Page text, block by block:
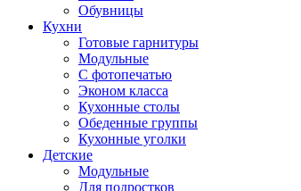
Обувницы
Кухни
Готовые гарнитуры
Модульные
С фотопечатью
Эконом класса
Кухонные столы
Обеденные группы
Кухонные уголки
Детские
Модульные
Для подростков